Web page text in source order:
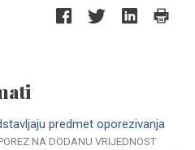
predmet oporezivanja
NA DODANU VRIJEDNOST